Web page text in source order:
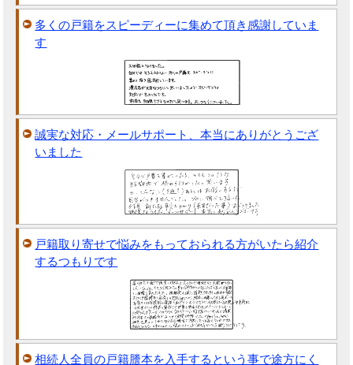
多くの戸籍をスピーディーに集めて頂き感謝していま
す
誠実な対応・メールサポート、本当にありがとうござ
いました
戸籍取り寄せで悩みをもっておられる方がいたら紹介
するつもりです
相続人全員の戸籍謄本を入手するという事で途方にく